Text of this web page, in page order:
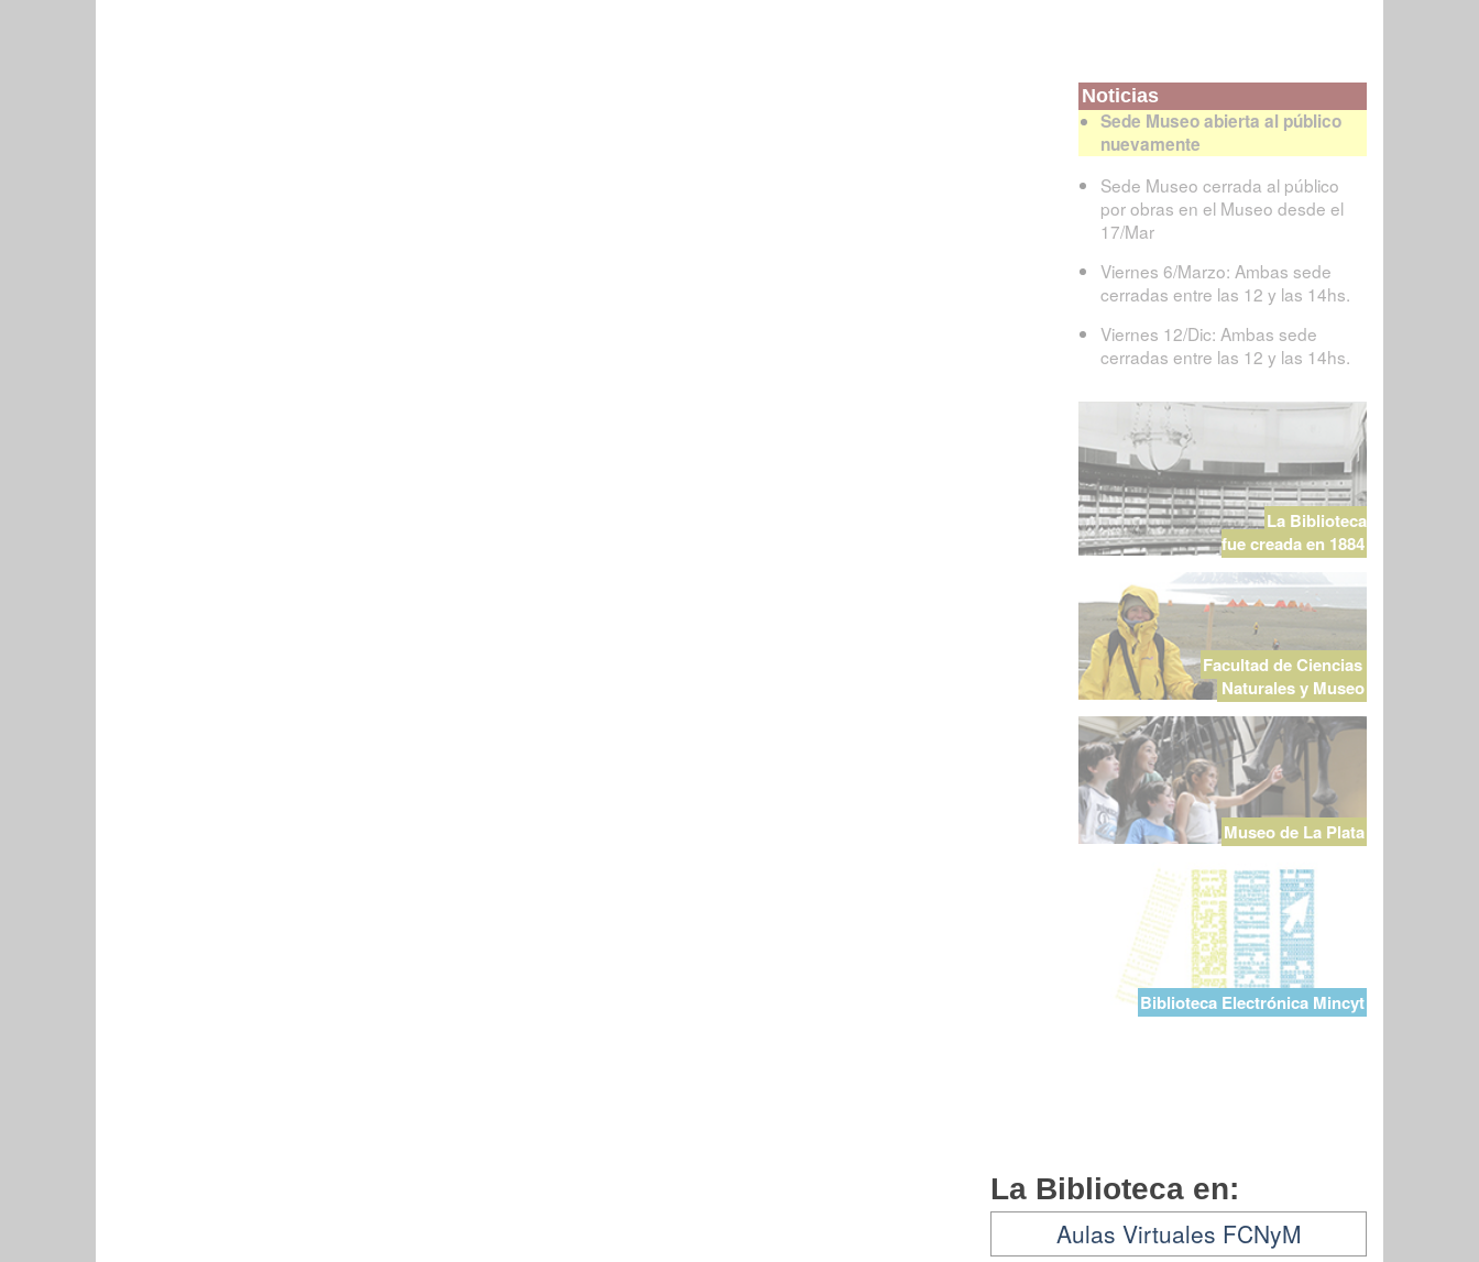
Noticias
Sede Museo abierta al público
nuevamente
Sede Museo cerrada al público
por obras en el Museo desde el
17/Mar
Viernes 6/Marzo: Ambas sede
cerradas entre las 12 y las 14hs.
Viernes 12/Dic: Ambas sede
cerradas entre las 12 y las 14hs.
La Biblioteca
fue creada en 1884
Facultad de Ciencias
Naturales y Museo
Museo de La Plata
Biblioteca Electrónica Mincyt
La Biblioteca en:
Aulas Virtuales FCNyM